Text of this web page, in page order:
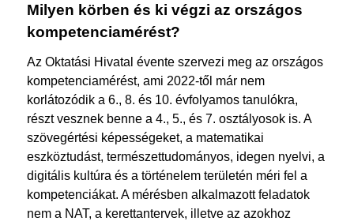
Milyen körben és ki végzi az országos
kompetenciamérést?
Az Oktatási Hivatal évente szervezi meg az országos
kompetenciamérést, ami 2022-től már nem
korlátozódik a 6., 8. és 10. évfolyamos tanulókra,
részt vesznek benne a 4., 5., és 7. osztályosok is. A
szövegértési képességeket, a matematikai
eszköztudást, természettudományos, idegen nyelvi, a
digitális kultúra és a történelem területén méri fel a
kompetenciákat. A mérésben alkalmazott feladatok
nem a NAT, a kerettantervek, illetve az azokhoz